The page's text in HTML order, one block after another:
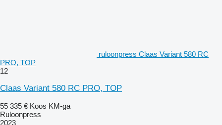
ruloonpress Claas Variant 580 RC
PRO, TOP
12
Claas Variant 580 RC PRO, TOP
55 335 € Koos KM-ga
Ruloonpress
2023